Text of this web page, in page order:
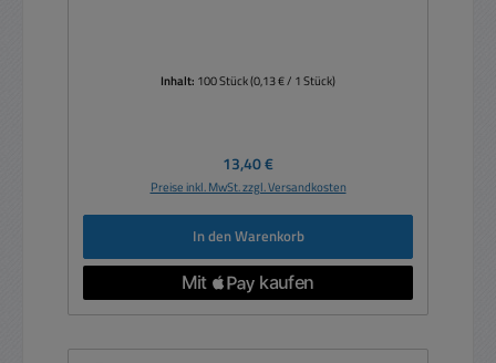
Inhalt: 100 Stück(0,13 € / 1 Stück)
Regulärer Preis:
13,40 €
Preise inkl. MwSt. zzgl. Versandkosten
In den Warenkorb